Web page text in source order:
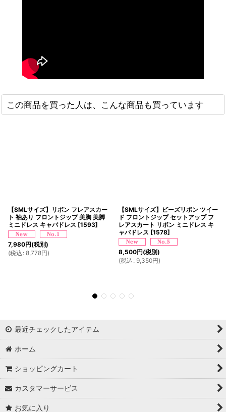
この商品を買った人は、こんな商品も買っています
【SMLサイズ】リボン フレアスカー
ト 袖あり フロントジップ 美胸 美脚
ミニドレス キャバドレス [1593]
7,980円(税別)
(税込 : 8,778円)
【SMLサイズ】ビーズリボン ツイー
ド フロントジップ セットアップ フ
レアスカート リボン ミニドレス キ
ャバドレス [1578]
8,500円(税別)
(税込 : 9,350円)
最近チェックしたアイテム
ホーム
ショッピングカート
カスタマーサービス
お気に入り